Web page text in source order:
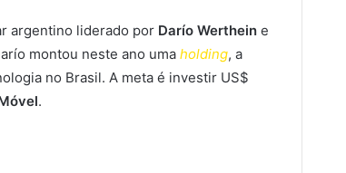
argentino liderado por Darío Werthein e
montou neste ano uma holding, a
no Brasil. A meta é investir US$
.